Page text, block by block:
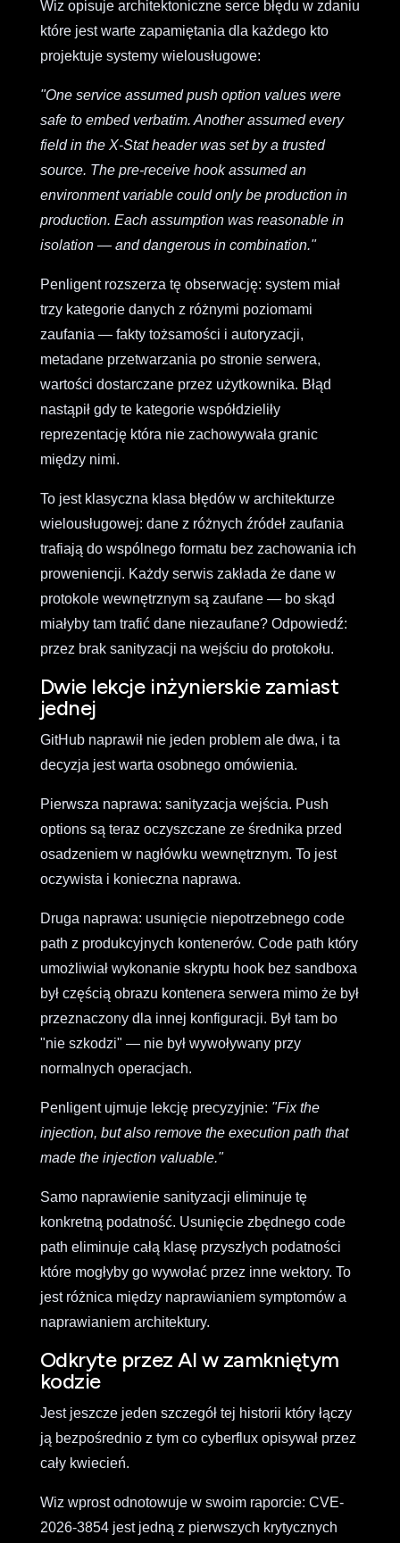
Wiz opisuje architektoniczne serce błędu w zdaniu
które jest warte zapamiętania dla każdego kto
projektuje systemy wielousługowe:
"One service assumed push option values were
safe to embed verbatim. Another assumed every
field in the X-Stat header was set by a trusted
source. The pre-receive hook assumed an
environment variable could only be production in
production. Each assumption was reasonable in
isolation — and dangerous in combination."
Penligent rozszerza tę obserwację: system miał
trzy kategorie danych z różnymi poziomami
zaufania — fakty tożsamości i autoryzacji,
metadane przetwarzania po stronie serwera,
wartości dostarczane przez użytkownika. Błąd
nastąpił gdy te kategorie współdzieliły
reprezentację która nie zachowywała granic
między nimi.
To jest klasyczna klasa błędów w architekturze
wielousługowej: dane z różnych źródeł zaufania
trafiają do wspólnego formatu bez zachowania ich
proweniencji. Każdy serwis zakłada że dane w
protokole wewnętrznym są zaufane — bo skąd
miałyby tam trafić dane niezaufane? Odpowiedź:
przez brak sanityzacji na wejściu do protokołu.
Dwie lekcje inżynierskie zamiast
jednej
GitHub naprawił nie jeden problem ale dwa, i ta
decyzja jest warta osobnego omówienia.
Pierwsza naprawa: sanityzacja wejścia. Push
options są teraz oczyszczane ze średnika przed
osadzeniem w nagłówku wewnętrznym. To jest
oczywista i konieczna naprawa.
Druga naprawa: usunięcie niepotrzebnego code
path z produkcyjnych kontenerów. Code path który
umożliwiał wykonanie skryptu hook bez sandboxa
był częścią obrazu kontenera serwera mimo że był
przeznaczony dla innej konfiguracji. Był tam bo
"nie szkodzi" — nie był wywoływany przy
normalnych operacjach.
Penligent ujmuje lekcję precyzyjnie: "Fix the
injection, but also remove the execution path that
made the injection valuable."
Samo naprawienie sanityzacji eliminuje tę
konkretną podatność. Usunięcie zbędnego code
path eliminuje całą klasę przyszłych podatności
które mogłyby go wywołać przez inne wektory. To
jest różnica między naprawianiem symptomów a
naprawianiem architektury.
Odkryte przez AI w zamkniętym
kodzie
Jest jeszcze jeden szczegół tej historii który łączy
ją bezpośrednio z tym co cyberflux opisywał przez
cały kwiecień.
Wiz wprost odnotowuje w swoim raporcie: CVE-
2026-3854 jest jedną z pierwszych krytycznych